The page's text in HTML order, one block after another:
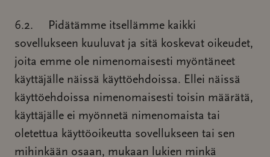
6.2. Pidätämme itsellämme kaikki
sovellukseen kuuluvat ja sitä koskevat oikeudet,
joita emme ole nimenomaisesti myöntäneet
käyttäjälle näissä käyttöehdoissa. Ellei näissä
käyttöehdoissa nimenomaisesti toisin määrätä,
käyttäjälle ei myönnetä nimenomaista tai
oletettua käyttöoikeutta sovellukseen tai sen
mihinkään osaan, mukaan lukien minkä